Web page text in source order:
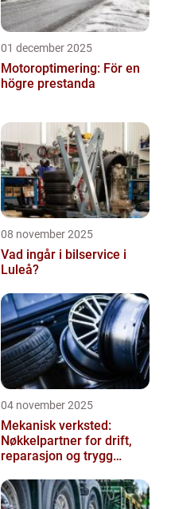
01 december 2025
Motoroptimering: För en
högre prestanda
08 november 2025
Vad ingår i bilservice i
Luleå?
04 november 2025
Mekanisk verksted:
Nøkkelpartner for drift,
reparasjon og trygg